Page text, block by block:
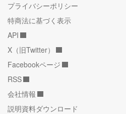
プライバシーポリシー
特商法に基づく表示
API
X（旧Twitter）
Facebookページ
RSS
会社情報
説明資料ダウンロード